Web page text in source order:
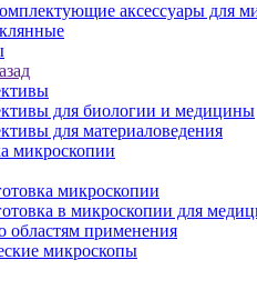
аксессуары для
для биологии и медицины
для материаловедения
микроскопии
микроскопии
в микроскопии для
областям применения
микроскопы